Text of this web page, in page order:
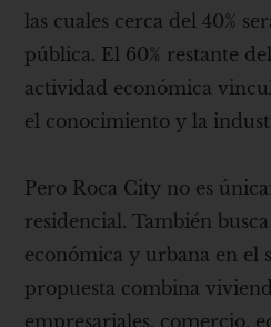
las cuales cerca del 40%
pública. El 60% restante
actividad económica
el conocimiento y la
Pero Roca City no es
residencial. También
económica y urbana en el
propuesta combina
empresariales, comercio,